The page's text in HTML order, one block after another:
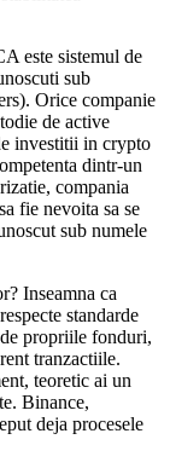
este sistemul de
sub
Orice companie
de active
investitii in crypto
dintr-un
compania
fie nevoita sa se
sub numele
Inseamna ca
standarde
propriile fonduri,
tranzactiile.
teoretic ai un
Binance,
deja procesele